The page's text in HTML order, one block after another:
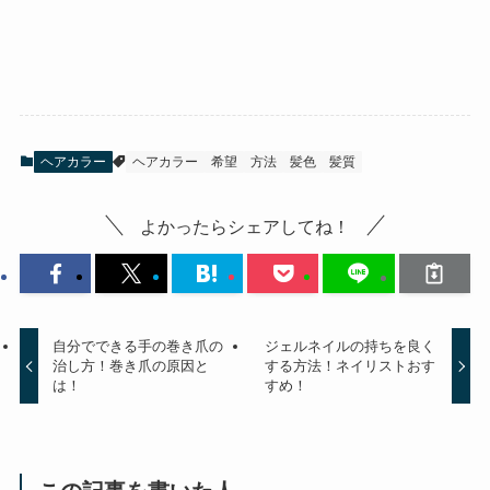
ヘアカラー ヘアカラー 希望 方法 髪色 髪質
よかったらシェアしてね！
自分でできる手の巻き爪の
治し方！巻き爪の原因と
は！
ジェルネイルの持ちを良く
する方法！ネイリストおす
すめ！